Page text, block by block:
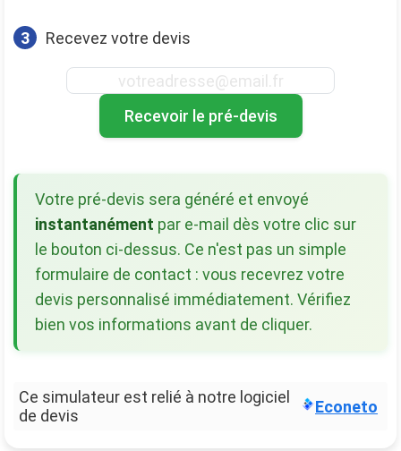
3 Recevez votre devis
Recevoir le pré-devis
Votre pré-devis sera généré et envoyé
instantanément par e-mail dès votre clic sur
le bouton ci-dessus. Ce n'est pas un simple
formulaire de contact : vous recevrez votre
devis personnalisé immédiatement. Vérifiez
bien vos informations avant de cliquer.
Ce simulateur est relié à notre logiciel
de devis
Econeto